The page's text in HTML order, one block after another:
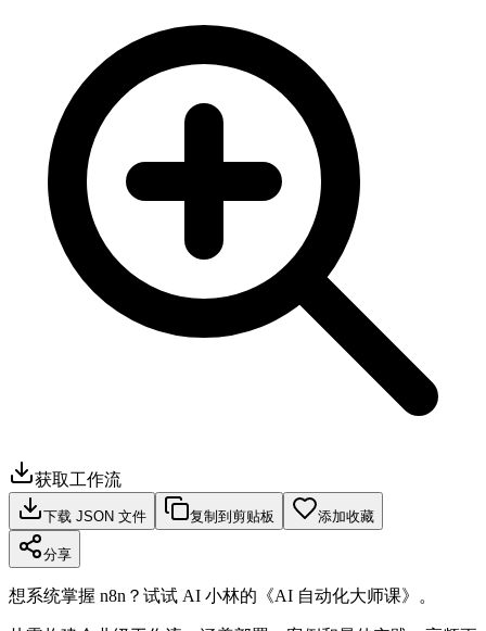
获取工作流
下载 JSON 文件 复制到剪贴板 添加收藏
分享
想系统掌握 n8n？试试 AI 小林的《AI 自动化大师课》。